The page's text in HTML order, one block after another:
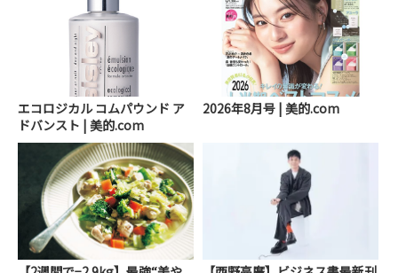
エコロジカル コムパウンド ア
ドバンスト | 美的.com
2026年8月号 | 美的.com